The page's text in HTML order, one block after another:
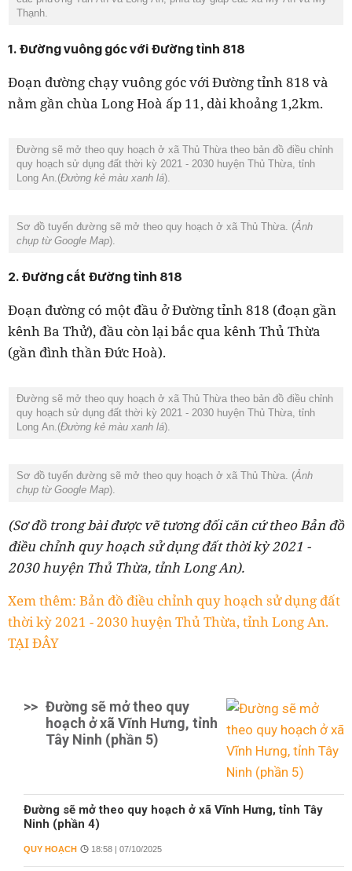
Thạnh.
1. Đường vuông góc với Đường tỉnh 818
Đoạn đường chạy vuông góc với Đường tỉnh 818 và
nằm gần chùa Long Hoà ấp 11, dài khoảng 1,2km.
Đường sẽ mở theo quy hoạch ở xã Thủ Thừa theo bản đồ điều chỉnh
quy hoạch sử dụng đất thời kỳ 2021 - 2030 huyện Thủ Thừa, tỉnh
Long An.(Đường kẻ màu xanh lá).
Sơ đồ tuyến đường sẽ mở theo quy hoạch ở xã Thủ Thừa. (Ảnh
chụp từ Google Map).
2. Đường cắt Đường tỉnh 818
Đoạn đường có một đầu ở Đường tỉnh 818 (đoạn gần
kênh Ba Thử), đầu còn lại bắc qua kênh Thủ Thừa
(gần đình thần Đức Hoà).
Đường sẽ mở theo quy hoạch ở xã Thủ Thừa theo bản đồ điều chỉnh
quy hoạch sử dụng đất thời kỳ 2021 - 2030 huyện Thủ Thừa, tỉnh
Long An.(Đường kẻ màu xanh lá).
Sơ đồ tuyến đường sẽ mở theo quy hoạch ở xã Thủ Thừa. (Ảnh
chụp từ Google Map).
(Sơ đồ trong bài được vẽ tương đối căn cứ theo Bản đồ
điều chỉnh quy hoạch sử dụng đất thời kỳ 2021 -
2030 huyện Thủ Thừa, tỉnh Long An).
Xem thêm: Bản đồ điều chỉnh quy hoạch sử dụng đất
thời kỳ 2021 - 2030 huyện Thủ Thừa, tỉnh Long An.
TẠI ĐÂY
>> Đường sẽ mở theo quy
hoạch ở xã Vĩnh Hưng, tỉnh
Tây Ninh (phần 5)
Đường sẽ mở theo quy hoạch ở xã Vĩnh Hưng, tỉnh Tây
Ninh (phần 4)
QUY HOẠCH 18:58 | 07/10/2025